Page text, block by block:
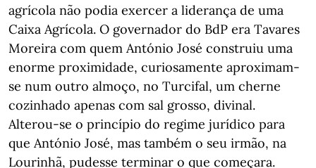
agrícola não podia exercer a liderança de uma
Caixa Agrícola. O governador do BdP era Tavares
Moreira com quem António José construiu uma
enorme proximidade, curiosamente aproximam-
se num outro almoço, no Turcifal, um cherne
cozinhado apenas com sal grosso, divinal.
Alterou-se o princípio do regime jurídico para
que António José, mas também o seu irmão, na
Lourinhã, pudesse terminar o que começara.